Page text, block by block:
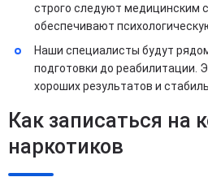
строго следуют медицинским
обеспечивают
Наши специалисты будут
подготовки до реабилитации.
хороших результатов и
Как записаться на
наркотиков